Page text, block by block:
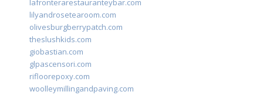
lafronterarestauranteybar.com
lilyandrosetearoom.com
olivesburgberrypatch.com
theslushkids.com
giobastian.com
glpascensori.com
rifloorepoxy.com
woolleymillingandpaving.com